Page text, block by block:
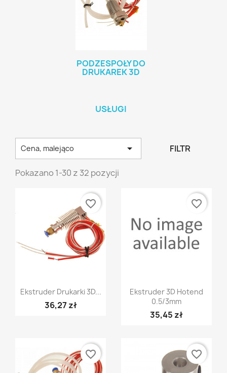
PODZESPOŁY DO
DRUKAREK 3D
USŁUGI
Cena, malejąco  FILTR
Pokazano 1-30 z 32 pozycji
Szybki podgląd
Ekstruder Drukarki 3D...
36,27 zł
favorite_border
Szybki podgląd
Ekstruder 3D Hotend
0.5/3mm
35,45 zł
favorite_border
favorite_border favorite_border